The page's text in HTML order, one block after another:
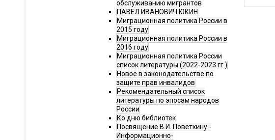
обслуживанию мигрантов
ПАВЕЛ ИВАНОВИЧ ЮКИН
Миграционная политика России в
2015 году
Миграционная политика России в
2016 году
Миграционная политика России
список литературы (2022-2023 гг.)
Новое в законодательстве по
защите прав инвалидов
Рекомендательный список
литературы по эпосам народов
России
Ко дню библиотек
Посвящение В.И. Поветкину -
Информационно-